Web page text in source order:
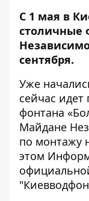
С 1 мая в
столичные
сентября.
Уже
сейчас идет
фонтана
Майдане
по монтажу
этом